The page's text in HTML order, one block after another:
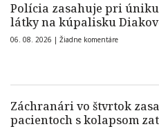
Polícia zasahuje pri
látky na kúpalisku
06. 08. 2026 | Žiadne komentáre
Záchranári vo štvrtok
pacientoch s kolapsom